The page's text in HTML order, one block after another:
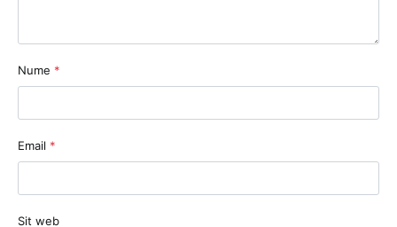
Nume *
Email *
Sit web